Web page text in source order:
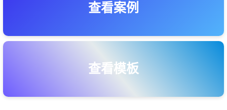
查看案例
查看模板